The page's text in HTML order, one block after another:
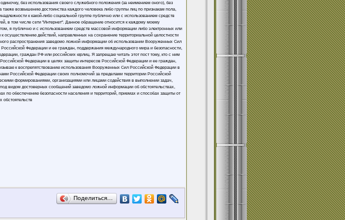
без использования своего служебного положения (за неимением оного), без
возвышению достоинства каждого человека либо группы лиц по признакам пола,
к какой-либо социальной группе публично или с использованием средств
в том числе сети "Интернет". Данное обращение относится к каждому моему
я публично и с использованием средств массовой информации либо электронных или
осуществлению действий, направленных на сохранение территориальной целостности
распространения заведомо ложной информации об использовании Вооруженных Сил
Федерации и ее граждан, поддержания международного мира и безопасности,
граждан РФ или российских юрлиц. Я запрещаю читать этот пост тому, кто с ним
Федерации в целях защиты интересов Российской Федерации и ее граждан,
к воспрепятствованию использования Вооруженных Сил Российской Федерации в
Российской Федерации своих полномочий за пределами территории Российской
формированиями, организациями или лицами содействия в выполнении задач,
видом достоверных сообщений заведомо ложной информации об обстоятельствах,
по обеспечению безопасности населения и территорий, приемах и способах защиты от
обстоятельств
Поделиться…